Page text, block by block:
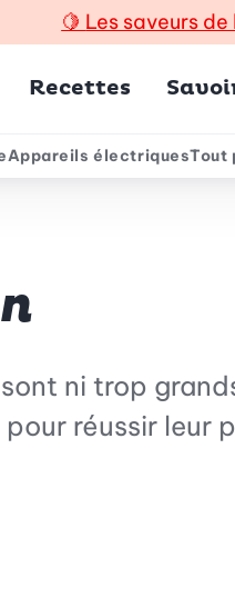
🍋 Les saveurs
Recettes
Appareils électriquesTout
ni trop
réussir